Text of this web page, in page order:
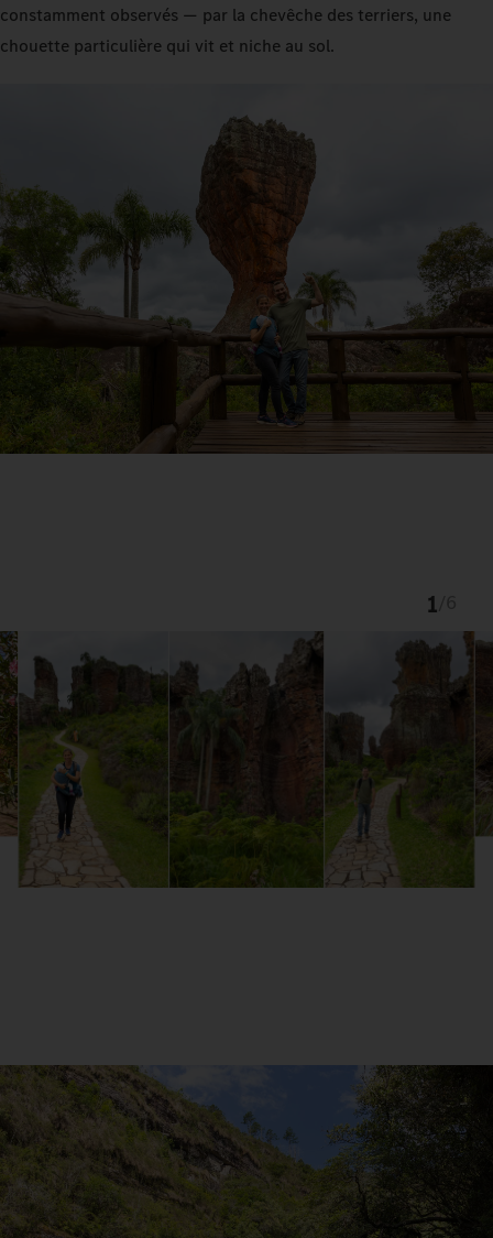
constamment observés — par la chevêche des terriers, une
chouette particulière qui vit et niche au sol.
1